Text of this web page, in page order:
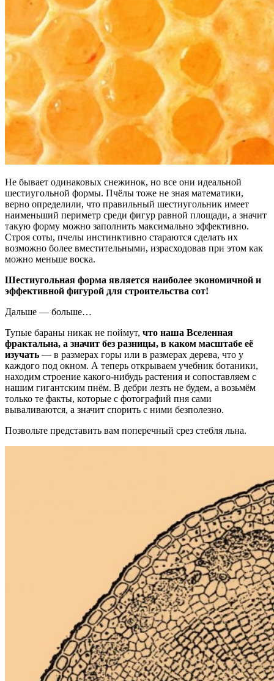
Не бывает одинаковых снежинок, но все они идеальной
шестиугольной формы. Пчёлы тоже не зная математики,
верно определили, что правильный шестиугольник имеет
наименьший периметр среди фигур равной площади, а значит
такую форму можно заполнить максимально эффективно.
Строя соты, пчелы инстинктивно стараются сделать их
возможно более вместительными, израсходовав при этом как
можно меньше воска.
Шестиугольная форма является наиболее экономичной и
эффективной фигурой для строительства сот!
Дальше — больше…
Тупые бараны никак не поймут, что наша Вселенная
фрактальна, а значит без разницы, в каком масштабе её
изучать — в размерах горы или в размерах дерева, что у
каждого под окном. А теперь открываем учебник ботаники,
находим строение какого-нибудь растения и сопоставляем с
нашим гигантским пнём. В дебри лезть не будем, а возьмём
только те факты, которые с фотографий пня сами
вываливаются, а значит спорить с ними безполезно.
Позвольте представить вам поперечный срез стебля льна.